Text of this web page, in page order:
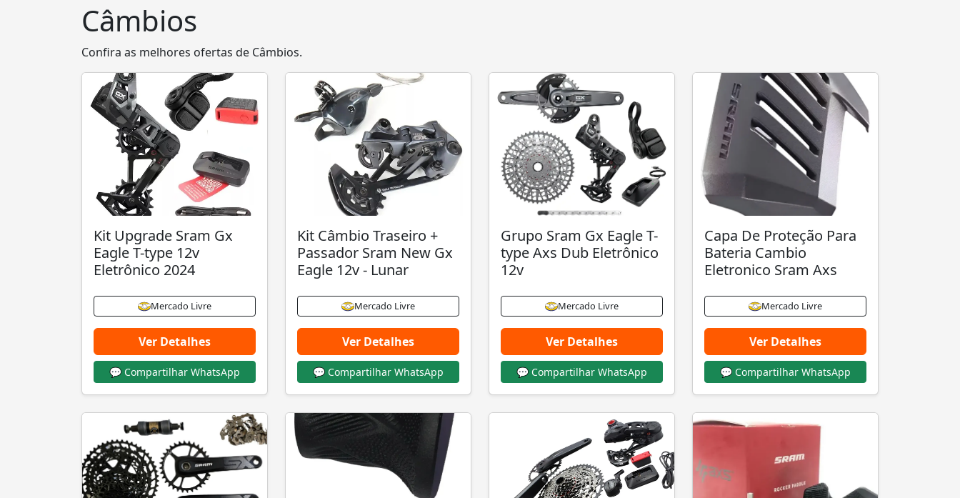
Câmbios
Confira as melhores ofertas de Câmbios.
Kit Upgrade Sram Gx
Eagle T-type 12v
Eletrônico 2024
Mercado Livre
Ver Detalhes
💬 Compartilhar WhatsApp
Kit Câmbio Traseiro +
Passador Sram New Gx
Eagle 12v - Lunar
Mercado Livre
Ver Detalhes
💬 Compartilhar WhatsApp
Grupo Sram Gx Eagle T-
type Axs Dub Eletrônico
12v
Mercado Livre
Ver Detalhes
💬 Compartilhar WhatsApp
Capa De Proteção Para
Bateria Cambio
Eletronico Sram Axs
Mercado Livre
Ver Detalhes
💬 Compartilhar WhatsApp